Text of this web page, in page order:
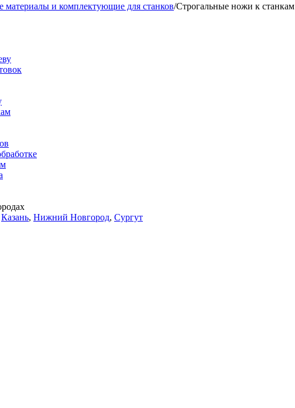
материалы и комплектующие для станков/Строгальные ножи к станкам
Казань, Нижний Новгород, Сургут